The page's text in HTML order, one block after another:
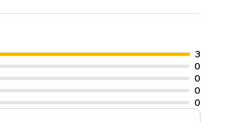
3
0
0
0
0